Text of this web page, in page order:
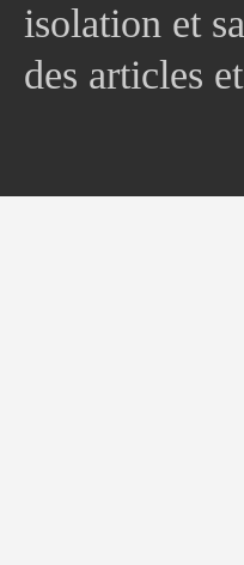
isolation et
des articles